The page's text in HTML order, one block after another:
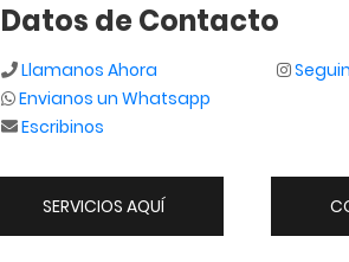
Datos de Contacto
Llamanos Ahora
Envianos un Whatsapp
Escribinos
SERVICIOS AQUÍ